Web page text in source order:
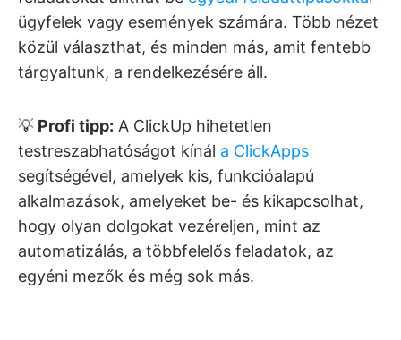
ügyfelek vagy események számára. Több nézet
közül választhat, és minden más, amit fentebb
tárgyaltunk, a rendelkezésére áll.
💡 Profi tipp: A ClickUp hihetetlen
testreszabhatóságot kínál a ClickApps
segítségével, amelyek kis, funkcióalapú
alkalmazások, amelyeket be- és kikapcsolhat,
hogy olyan dolgokat vezéreljen, mint az
automatizálás, a többfelelős feladatok, az
egyéni mezők és még sok más.